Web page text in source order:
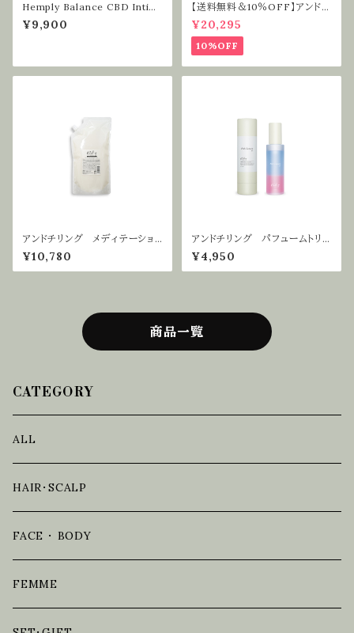
Hemply Balance CBD Intim
ate Serum MMMMMMMH
¥9,900
【送料無料＆10％OFF】アンドチ
リング ライフスタイルケアセット
¥20,295
10%OFF
アンドチリング メディテーショ
ントリートメント 900g 詰替えリ
フィル
¥10,780
アンドチリング パフュームトリー
トメントピンクラグーンgN. 75ml
| ヘアケア ヘアオイル ボディ
ケア ハンドケア アウトバスト
¥4,950
商品一覧
CATEGORY
ALL
HAIR・SCALP
FACE ・ BODY
FEMME